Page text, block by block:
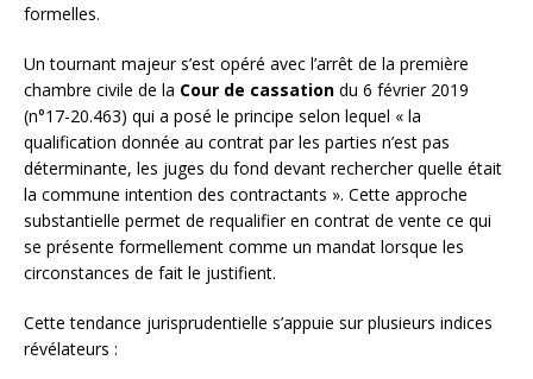
formelles.
Un tournant majeur s’est opéré avec l’arrêt de la première
chambre civile de la Cour de cassation du 6 février 2019
(n°17-20.463) qui a posé le principe selon lequel « la
qualification donnée au contrat par les parties n’est pas
déterminante, les juges du fond devant rechercher quelle était
la commune intention des contractants ». Cette approche
substantielle permet de requalifier en contrat de vente ce qui
se présente formellement comme un mandat lorsque les
circonstances de fait le justifient.
Cette tendance jurisprudentielle s’appuie sur plusieurs indices
révélateurs :